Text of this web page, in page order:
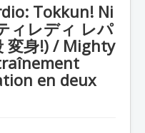
Tokkun! Ni
ィレディ レパ
変身!) / Mighty
en deux